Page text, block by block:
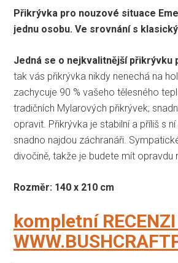
Přikrývka pro nouzové situace
jednu osobu. Ve srovnání s
Jedná se o nejkvalitnější
tak vás přikrývka nikdy nenechá na
zachycuje 90 % vašeho tělesného
tradičních Mylarových přikrývek;
opravit. Přikrývka je stabilní a příliš s
snadno najdou záchranáři.
divočině, takže je budete mít
Rozměr: 140 x 210 cm
kompletní